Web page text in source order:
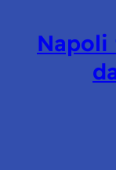
Napoli